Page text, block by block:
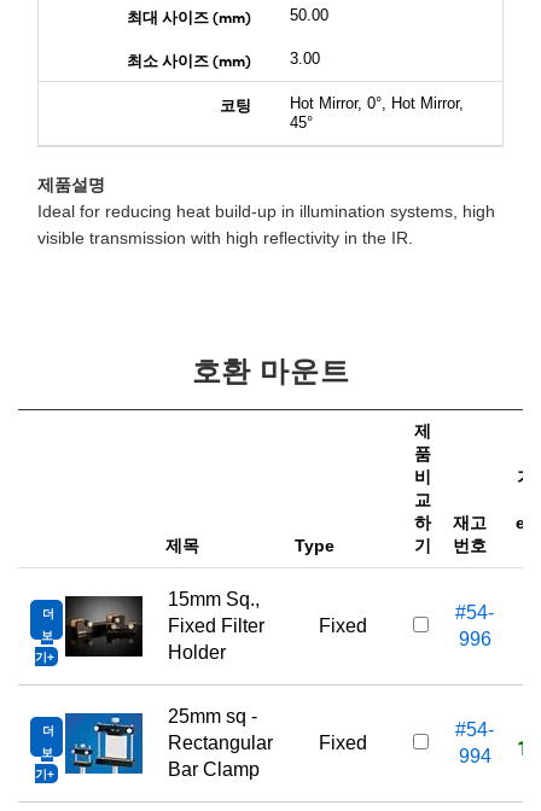
최대 사이즈 (mm) 50.00
최소 사이즈 (mm) 3.00
코팅
Hot Mirror, 0°, Hot Mirror,
45°
제품설명
Ideal for reducing heat build-up in illumination systems, high
visible transmission with high reflectivity in the IR.
호환 마운트
제목 Type
제
품
비
교
하
기
재고
번호
가
더
보
기
15mm Sq.,
Fixed Filter
Holder
Fixed
#54-
996
더
보
기
25mm sq -
Rectangular
Bar Clamp
Fixed
#54-
994